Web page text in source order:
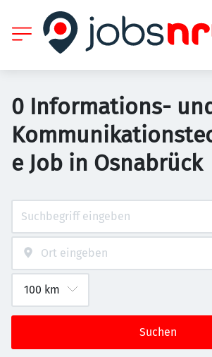
0 Informations-
e Job in Osnabrück
Suchen